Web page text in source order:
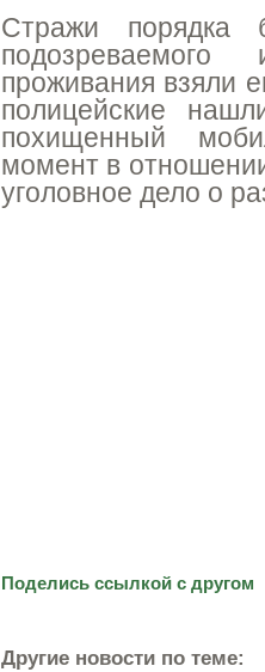
Стражи порядка
проживания взяли
полицейские
похищенный
момент в
уголовное дело о
Поделись ссылкой с другом
Другие новости по теме: